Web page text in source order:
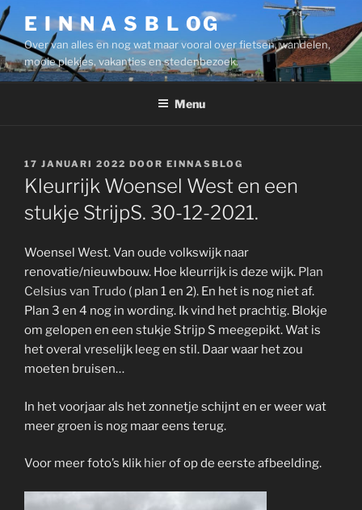
Ga
naar
de
inhoud
E I N N A S B L OG
Over van alles en nog wat maar vooral over fietsen, wandelen,
mooie plekjes, vakanties en stedenbezoek.
Menu
GEPLAATST
OP
17 JANUARI 2022 DOOR EINNASBLOG
Kleurrijk Woensel West en een
stukje StrijpS. 30-12-2021.
Woensel West. Van oude volkswijk naar
renovatie/nieuwbouw. Hoe kleurrijk is deze wijk. Plan
Celsius van Trudo ( plan 1 en 2). En het is nog niet af.
Plan 3 en 4 nog in wording. Ik vind het prachtig. Blokje
om gelopen en een stukje Strijp S meegepikt. Wat is
het overal vreselijk leeg en stil. Daar waar het zou
moeten bruisen…
In het voorjaar als het zonnetje schijnt en er weer wat
meer groen is nog maar eens terug.
Voor meer foto’s klik hierof op de eerste afbeelding.